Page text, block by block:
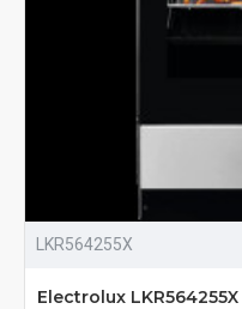
LKR564255X
Electrolux